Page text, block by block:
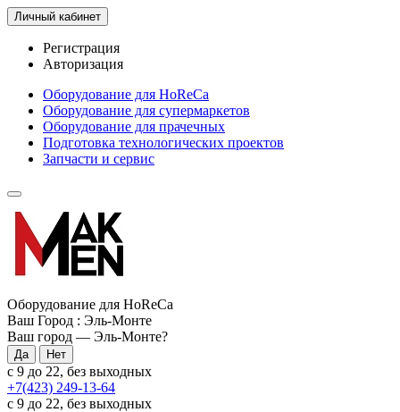
Личный кабинет
Регистрация
Авторизация
Оборудование для HoReCa
Оборудование для супермаркетов
Оборудование для прачечных
Подготовка технологических проектов
Запчасти и сервис
Оборудование для HoReCa
Ваш Город : Эль-Монте
Ваш город — Эль-Монте?
с 9 до 22, без выходных
+7(423) 249-13-64
с 9 до 22, без выходных